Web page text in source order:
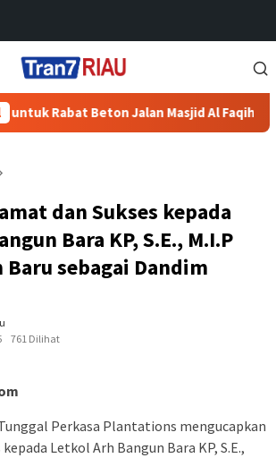
Jalan Masjid Al Faqih Polres
dan Sukses kepada
Bara KP, S.E., M.I.P
sebagai Dandim
761 Dilihat
Perkasa Plantations mengucapkan
Letkol Arh Bangun Bara KP, S.E.,